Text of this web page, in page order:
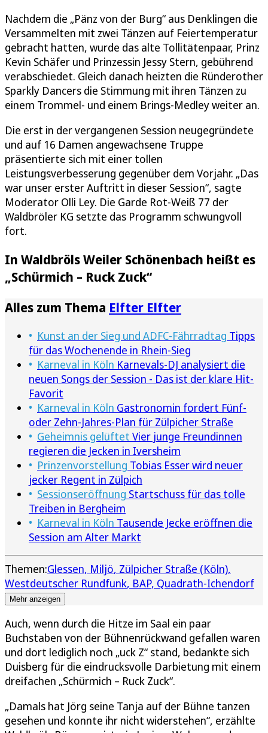
Nachdem die „Pänz von der Burg“ aus Denklingen die
Versammelten mit zwei Tänzen auf Feiertemperatur
gebracht hatten, wurde das alte Tollitätenpaar, Prinz
Kevin Schäfer und Prinzessin Jessy Stern, gebührend
verabschiedet. Gleich danach heizten die Ründerother
Sparkly Dancers die Stimmung mit ihren Tänzen zu
einem Trommel- und einem Brings-Medley weiter an.
Die erst in der vergangenen Session neugegründete
und auf 16 Damen angewachsene Truppe
präsentierte sich mit einer tollen
Leistungsverbesserung gegenüber dem Vorjahr. „Das
war unser erster Auftritt in dieser Session“, sagte
Moderator Olli Ley. Die Garde Rot-Weiß 77 der
Waldbröler KG setzte das Programm schwungvoll
fort.
In Waldbröls Weiler Schönenbach heißt es
„Schürmich – Ruck Zuck“
Alles zum Thema Elfter Elfter
Kunst an der Sieg und ADFC-Fährradtag Tipps
für das Wochenende in Rhein-Sieg
Karneval in Köln Karnevals-DJ analysiert die
neuen Songs der Session - Das ist der klare Hit-
Favorit
Karneval in Köln Gastronomin fordert Fünf-
oder Zehn-Jahres-Plan für Zülpicher Straße
Geheimnis gelüftet Vier junge Freundinnen
regieren die Jecken in Iversheim
Prinzenvorstellung Tobias Esser wird neuer
jecker Regent in Zülpich
Sessionseröffnung Startschuss für das tolle
Treiben in Bergheim
Karneval in Köln Tausende Jecke eröffnen die
Session am Alter Markt
Themen:Glessen Miljö Zülpicher Straße (Köln)
Westdeutscher Rundfunk BAP Quadrath-Ichendorf
Mehr anzeigen
Auch, wenn durch die Hitze im Saal ein paar
Buchstaben von der Bühnenrückwand gefallen waren
und dort lediglich noch „uck Z“ stand, bedankte sich
Duisberg für die eindrucksvolle Darbietung mit einem
dreifachen „Schürmich – Ruck Zuck“.
„Damals hat Jörg seine Tanja auf der Bühne tanzen
gesehen und konnte ihr nicht widerstehen“, erzählte